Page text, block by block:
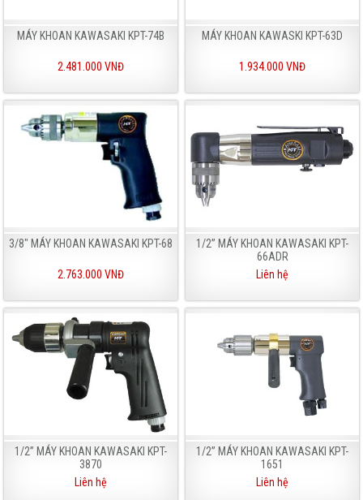
MÁY KHOAN KAWASAKI KPT-74B
2.481.000 VNĐ
MÁY KHOAN KAWASKI KPT-63D
1.934.000 VNĐ
3/8" MÁY KHOAN KAWASAKI KPT-68
2.763.000 VNĐ
1/2” MÁY KHOAN KAWASAKI KPT-
66ADR
Liên hệ
1/2” MÁY KHOAN KAWASAKI KPT-
3870
Liên hệ
1/2” MÁY KHOAN KAWASAKI KPT-
1651
Liên hệ